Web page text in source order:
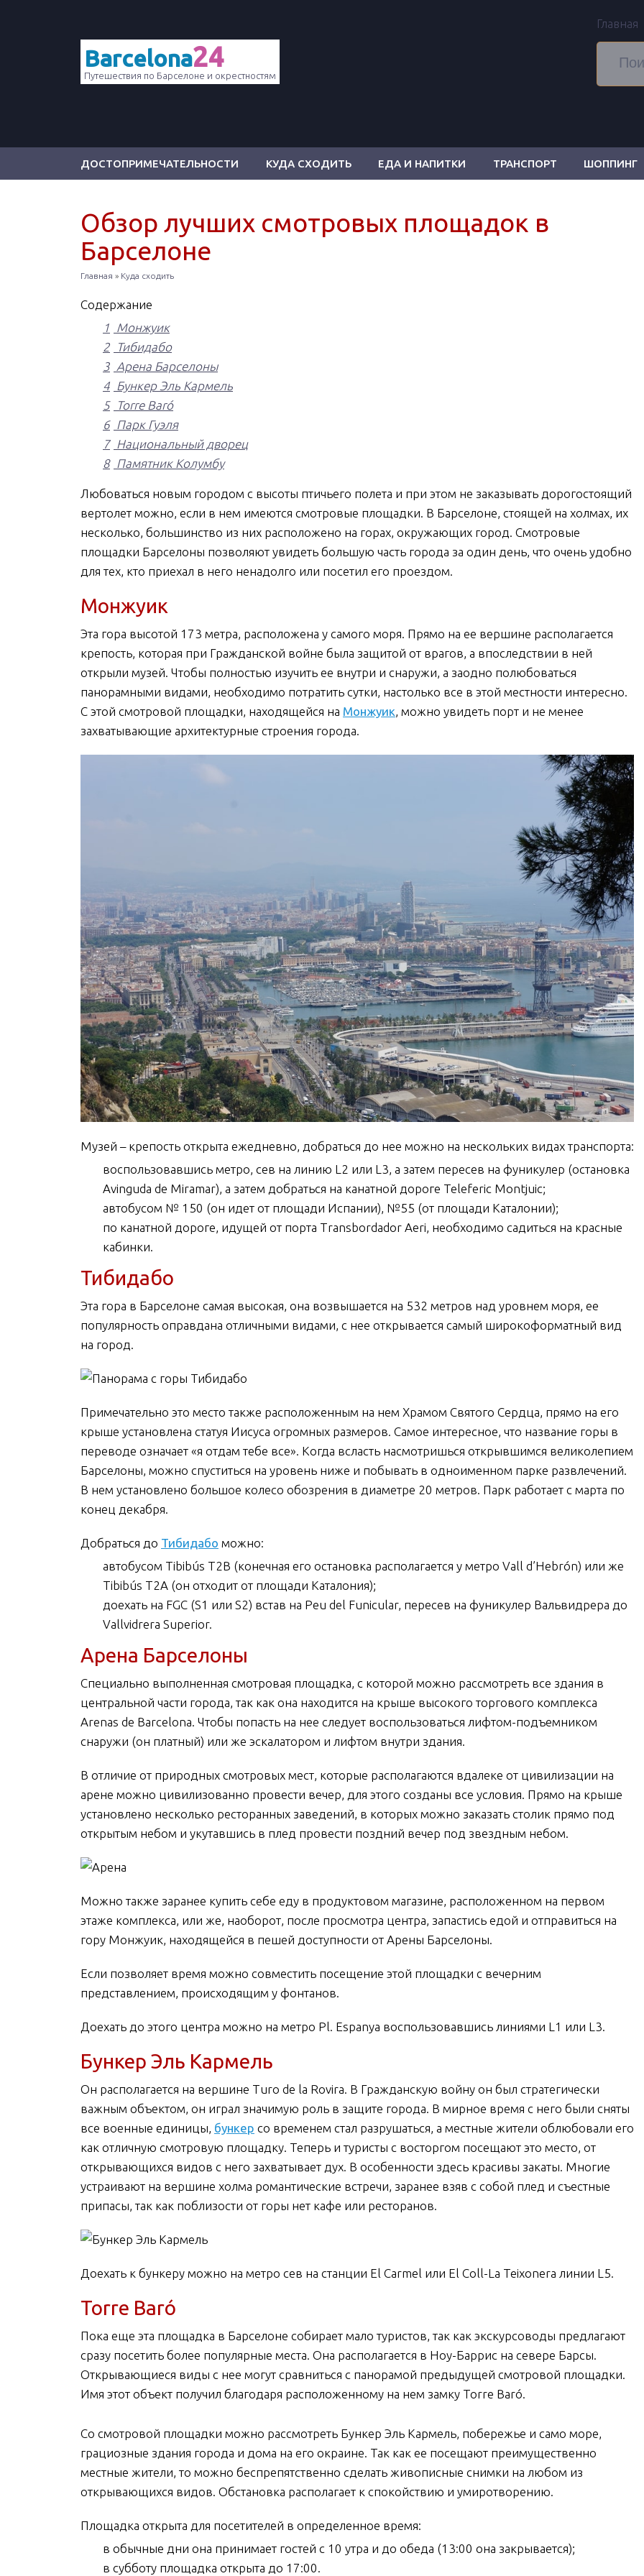
Barcelona24
Путешествия по Барселоне и окрестностям
Главная
ДОСТОПРИМЕЧАТЕЛЬНОСТИ КУДА СХОДИТЬ ЕДА И НАПИТКИ ТРАНСПОРТ ШОППИНГ
Обзор лучших смотровых площадок в
Барселоне
Главная » Куда сходить
Содержание
1 Монжуик
2
Тибидабо
3 Арена Барселоны
4 Бункер Эль Кармель
5
Torre Baró
6 Парк Гуэля
7 Национальный дворец
8 Памятник Колумбу
Любоваться новым городом с высоты птичьего полета и при этом не заказывать дорогостоящий
вертолет можно, если в нем имеются смотровые площадки. В Барселоне, стоящей на холмах, их
несколько, большинство из них расположено на горах, окружающих город. Смотровые
площадки Барселоны позволяют увидеть большую часть города за один день, что очень удобно
для тех, кто приехал в него ненадолго или посетил его проездом.
Монжуик
Эта гора высотой 173 метра, расположена у самого моря. Прямо на ее вершине располагается
крепость, которая при Гражданской войне была защитой от врагов, а впоследствии в ней
открыли музей. Чтобы полностью изучить ее внутри и снаружи, а заодно полюбоваться
панорамными видами, необходимо потратить сутки, настолько все в этой местности интересно.
С этой смотровой площадки, находящейся на Монжуик, можно увидеть порт и не менее
захватывающие архитектурные строения города.
Музей – крепость открыта ежедневно, добраться до нее можно на нескольких видах транспорта:
воспользовавшись метро, сев на линию L2 или L3, а затем пересев на фуникулер (остановка
Avinguda de Miramar), а затем добраться на канатной дороге Teleferic Montjuic;
автобусом № 150 (он идет от площади Испании), №55 (от площади Каталонии);
по канатной дороге, идущей от порта Transbordador Aeri, необходимо садиться на красные
кабинки.
Тибидабо
Эта гора в Барселоне самая высокая, она возвышается на 532 метров над уровнем моря, ее
популярность оправдана отличными видами, с нее открывается самый широкоформатный вид
на город.
Примечательно это место также расположенным на нем Храмом Святого Сердца, прямо на его
крыше установлена статуя Иисуса огромных размеров. Самое интересное, что название горы в
переводе означает «я отдам тебе все». Когда всласть насмотришься открывшимся великолепием
Барселоны, можно спуститься на уровень ниже и побывать в одноименном парке развлечений.
В нем установлено большое колесо обозрения в диаметре 20 метров. Парк работает с марта по
конец декабря.
Добраться до Тибидабо можно:
автобусом Tibibús T2B (конечная его остановка располагается у метро Vall d’Hebrón) или же
Tibibús T2A (он отходит от площади Каталония);
доехать на FGC (S1 или S2) встав на Peu del Funicular, пересев на фуникулер Вальвидрера до
Vallvidrera Superior.
Арена Барселоны
Специально выполненная смотровая площадка, с которой можно рассмотреть все здания в
центральной части города, так как она находится на крыше высокого торгового комплекса
Arenas de Barcelona. Чтобы попасть на нее следует воспользоваться лифтом-подъемником
снаружи (он платный) или же эскалатором и лифтом внутри здания.
В отличие от природных смотровых мест, которые располагаются вдалеке от цивилизации на
арене можно цивилизованно провести вечер, для этого созданы все условия. Прямо на крыше
установлено несколько ресторанных заведений, в которых можно заказать столик прямо под
открытым небом и укутавшись в плед провести поздний вечер под звездным небом.
Можно также заранее купить себе еду в продуктовом магазине, расположенном на первом
этаже комплекса, или же, наоборот, после просмотра центра, запастись едой и отправиться на
гору Монжуик, находящейся в пешей доступности от Арены Барселоны.
Если позволяет время можно совместить посещение этой площадки с вечерним
представлением, происходящим у фонтанов.
Доехать до этого центра можно на метро Pl. Espanya воспользовавшись линиями L1 или L3.
Бункер Эль Кармель
Он располагается на вершине Turo de la Rovira. В Гражданскую войну он был стратегически
важным объектом, он играл значимую роль в защите города. В мирное время с него были сняты
все военные единицы, бункер со временем стал разрушаться, а местные жители облюбовали его
как отличную смотровую площадку. Теперь и туристы с восторгом посещают это место, от
открывающихся видов с него захватывает дух. В особенности здесь красивы закаты. Многие
устраивают на вершине холма романтические встречи, заранее взяв с собой плед и съестные
припасы, так как поблизости от горы нет кафе или ресторанов.
Доехать к бункеру можно на метро сев на станции El Carmel или El Coll-La Teixonera линии L5.
Torre Baró
Пока еще эта площадка в Барселоне собирает мало туристов, так как экскурсоводы предлагают
сразу посетить более популярные места. Она располагается в Ноу-Баррис на севере Барсы.
Открывающиеся виды с нее могут сравниться с панорамой предыдущей смотровой площадки.
Имя этот объект получил благодаря расположенному на нем замку Torre Baró.
Со смотровой площадки можно рассмотреть Бункер Эль Кармель, побережье и само море,
грациозные здания города и дома на его окраине. Так как ее посещают преимущественно
местные жители, то можно беспрепятственно сделать живописные снимки на любом из
открывающихся видов. Обстановка располагает к спокойствию и умиротворению.
Площадка открыта для посетителей в определенное время:
в обычные дни она принимает гостей с 10 утра и до обеда (13:00 она закрывается);
в субботу площадка открыта до 17:00.
архиепископа
ЧИТАТЬ
зажигательный
танец?
ЧИТАТЬ
Христофор Колумб.
Не просто памятник,
но и смотровая
площадка
ЧИТАТЬ